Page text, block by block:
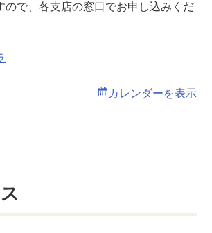
ので、各支店の窓口でお申し込みくだ
カレンダーを表示